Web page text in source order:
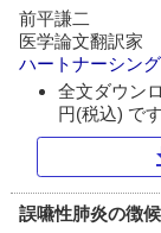
前平謙二
医学論文翻訳家
ハートナーシング
全文ダウン
円(税込) です
誤嚥性肺炎の徴候